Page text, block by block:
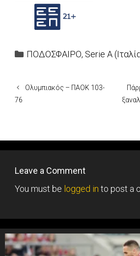
Categories
ΠΟΔΟΣΦΑΙΡΟ, Serie A
Ολυμπιακός – ΠΑΟΚ 103-
76
Leave a Comment
You must be logged in to post a